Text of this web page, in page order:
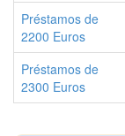
Préstamos de
2200 Euros
Préstamos de
2300 Euros